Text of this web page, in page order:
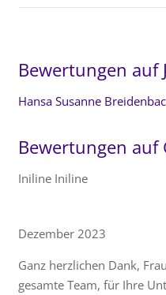
Bewertungen auf
Hansa Susanne
Bewertungen auf
Iniline Iniline
Dezember 2023
Ganz herzlichen Dank,
gesamte Team, für Ihre